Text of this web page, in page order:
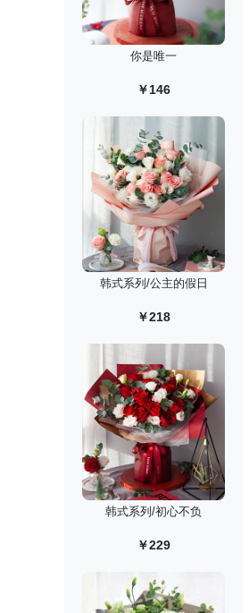
你是唯一
￥146
韩式系列/公主的假日
￥218
韩式系列/初心不负
￥229